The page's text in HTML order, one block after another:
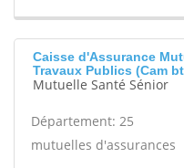
Caisse d'Assurance
Travaux Publics (Cam
Mutuelle Santé Sénior
Département: 25
mutuelles d'assurances